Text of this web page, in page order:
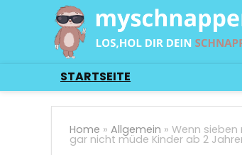
STARTSEITE
Home » Allgemein » Wenn
gar nicht müde Kinder ab 2